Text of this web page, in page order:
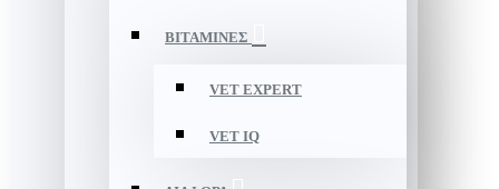
ΒΙΤΑΜΙΝΕΣ
VET EXPERT
VET IQ